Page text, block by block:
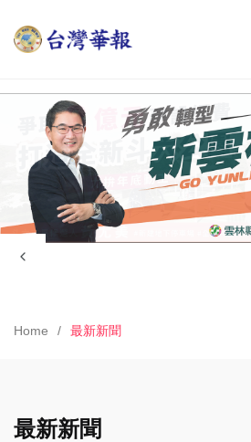
Home 最新新聞
最新新聞